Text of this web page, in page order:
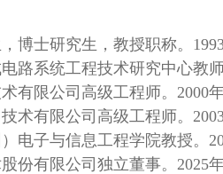
博士研究生，教授职称。
路系统工程技术研究中心教
有限公司高级工程师。2000
术有限公司高级工程师。
电子与信息工程学院教授。
份有限公司独立董事。2025